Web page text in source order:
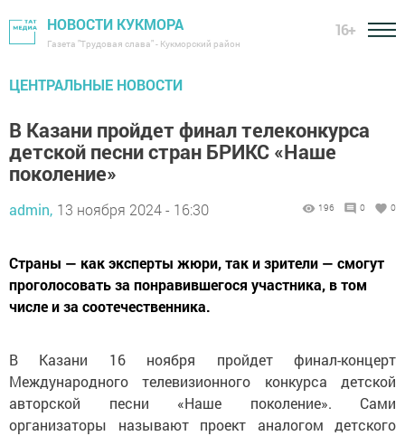
НОВОСТИ КУКМОРА
Газета "Трудовая слава" - Кукморский район
16+
ЦЕНТРАЛЬНЫЕ НОВОСТИ
В Казани пройдет финал телеконкурса
детской песни стран БРИКС «Наше
поколение»
admin, 13 ноября 2024 - 16:30 196 0 0
Страны — как эксперты жюри, так и зрители — смогут
проголосовать за понравившегося участника, в том
числе и за соотечественника.
В Казани 16 ноября пройдет финал-концерт
Международного телевизионного конкурса детской
авторской песни «Наше поколение». Сами
организаторы называют проект аналогом детского